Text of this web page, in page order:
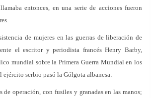
entonces, en una serie de acciones fueron
de mujeres en las guerras de liberación de
el escritor y periodista francés Henry Barby,
mundial sobre la Primera Guerra Mundial en los
ejército serbio pasó la Gólgota albanesa:
operación, con fusiles y granadas en las manos;